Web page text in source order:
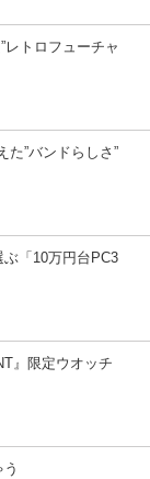
トロフューチャ
た”バンドらしさ”
「10万円台PC3
』限定ウオッチ